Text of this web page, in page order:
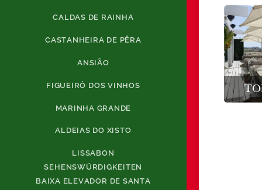
CALDAS DE RAINHA
CASTANHEIRA DE PÊRA
ANSIÃO
FIGUEIRÓ DOS VINHOS
MARINHA GRANDE
ALDEIAS DO XISTO
LISSABON
SEHENSWÜRDIGKEITEN
BAIXA ELEVADOR DE SANTA